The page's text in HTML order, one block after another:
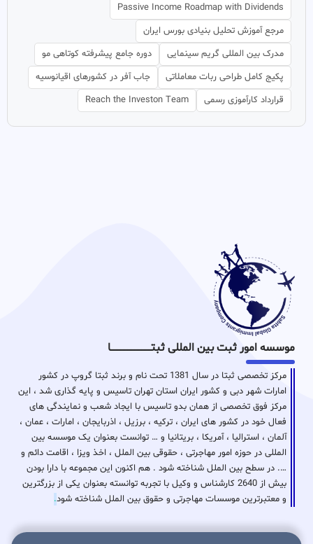
Passive Income Roadmap with Dividends
مرجع آموزش تحلیل بنیادی بورس ایران
مدرک بین المللی گریم سینمایی
دوره جامع پیشرفته کوتاهی مو
پکیج کامل طراحی ربات معاملاتی
جاب آفر در کشورهای اقیانوسیه
قرارداد کارآموزی رسمی
Reach the Investon Team
موسسه امور ثبت بین المللی ثبتـــــــــــــــــــــــــــــا
مرکز تخصصی ثبتا در سال 1381 تحت نام و برند ثبتا گروپ در کشور
امارات شهر دبی و کشور ایران استان تهران تاسیس و پایه گذاری شد ، این
مرکز فوق تخصصی از همان بدو تاسیس با ایجاد شعب و نمایندگی های
فعال خود در کشور های ایران ، ترکیه ، برزیل ، اذربایجان ، امارات ، عمان ،
آلمان ، استرالیا ، آمریکا ، بریتانیا و … توانست بعنوان یک موسسه بین
المللی در حوزه امور مهاجرتی ، حقوقی بین الملل ، اخذ ویزا ، اقامت دائم و
…. در سطح بین الملل شناخته شود . هم اکنون این مجموعه با دارا بودن
بیش از 2640 کارشناس و وکیل با تجربه توانسته بعنوان یکی از بزرگترین
و معتبرترین موسسات مهاجرتی و حقوق بین الملل شناخته شود.